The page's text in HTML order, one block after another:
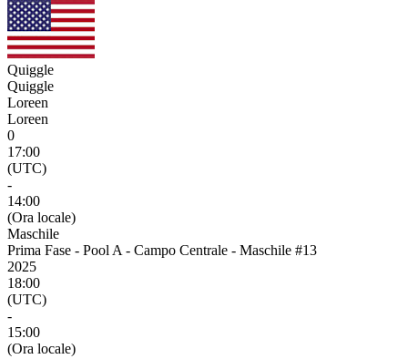
Quiggle
Quiggle
Loreen
Loreen
0
17:00
(UTC)
-
14:00
(Ora locale)
Maschile
Prima Fase - Pool A - Campo Centrale - Maschile #13
2025
18:00
(UTC)
-
15:00
(Ora locale)